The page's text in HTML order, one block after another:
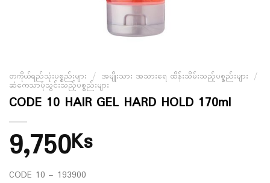
တကိုယ်ရည်သုံးပစ္စည်းများ / အမျိုးသား အသားရေ ထိန်းသိမ်းသည့်ပစ္စည်းများ /
ဆံကေသာပုံသွင်းသည့်ပစ္စည်းများ
CODE 10 HAIR GEL HARD HOLD 170ml
9,750Ks
CODE 10 – 193900